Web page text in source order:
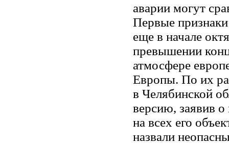
аварии могут
Первые
еще в начале
превышении
атмосфере
Европы. По их
в Челябинской
версию, заявив
на всех его
назвали